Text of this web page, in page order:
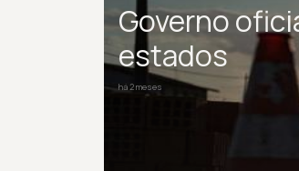
Governo
estados
há 2 meses